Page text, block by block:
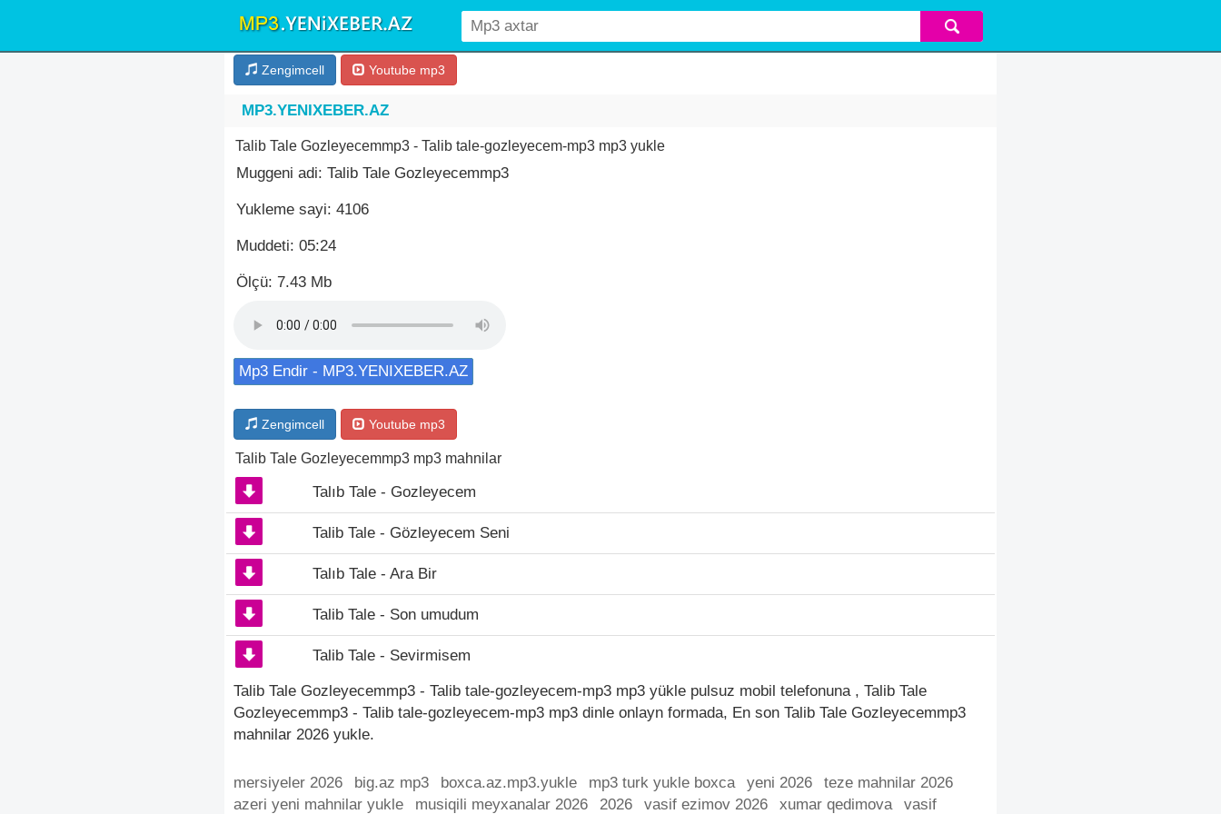
Zengimcell Youtube mp3
MP3.YENIXEBER.AZ
Talib Tale Gozleyecemmp3 - Talib tale-gozleyecem-mp3 mp3 yukle
Muggeni adi: Talib Tale Gozleyecemmp3
Yukleme sayi: 4106
Muddeti: 05:24
Ölçü: 7.43 Mb
Mp3 Endir - MP3.YENIXEBER.AZ
Zengimcell Youtube mp3
Talib Tale Gozleyecemmp3 mp3 mahnilar
Talıb Tale - Gozleyecem
Talib Tale - Gözleyecem Seni
Talıb Tale - Ara Bir
Talib Tale - Son umudum
Talib Tale - Sevirmisem
Talib Tale Gozleyecemmp3 - Talib tale-gozleyecem-mp3 mp3 yükle pulsuz mobil telefonuna , Talib Tale
Gozleyecemmp3 - Talib tale-gozleyecem-mp3 mp3 dinle onlayn formada, En son Talib Tale Gozleyecemmp3
mahnilar 2026 yukle.
mersiyeler 2026 big.az mp3 boxca.az.mp3.yukle mp3 turk yukle boxca yeni 2026
teze mahnilar 2026
azeri yeni mahnilar yukle
musiqili meyxanalar 2026 2026 vasif ezimov 2026 xumar qedimova vasif